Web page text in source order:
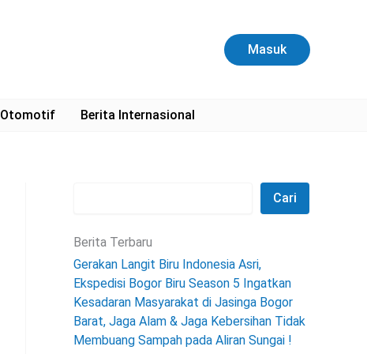
Masuk
Otomotif Berita Internasional
Cari
Berita Terbaru
Gerakan Langit Biru Indonesia Asri,
Ekspedisi Bogor Biru Season 5 Ingatkan
Kesadaran Masyarakat di Jasinga Bogor
Barat, Jaga Alam & Jaga Kebersihan Tidak
Membuang Sampah pada Aliran Sungai !